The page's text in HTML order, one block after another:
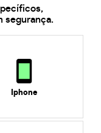
segurança.
Iphone